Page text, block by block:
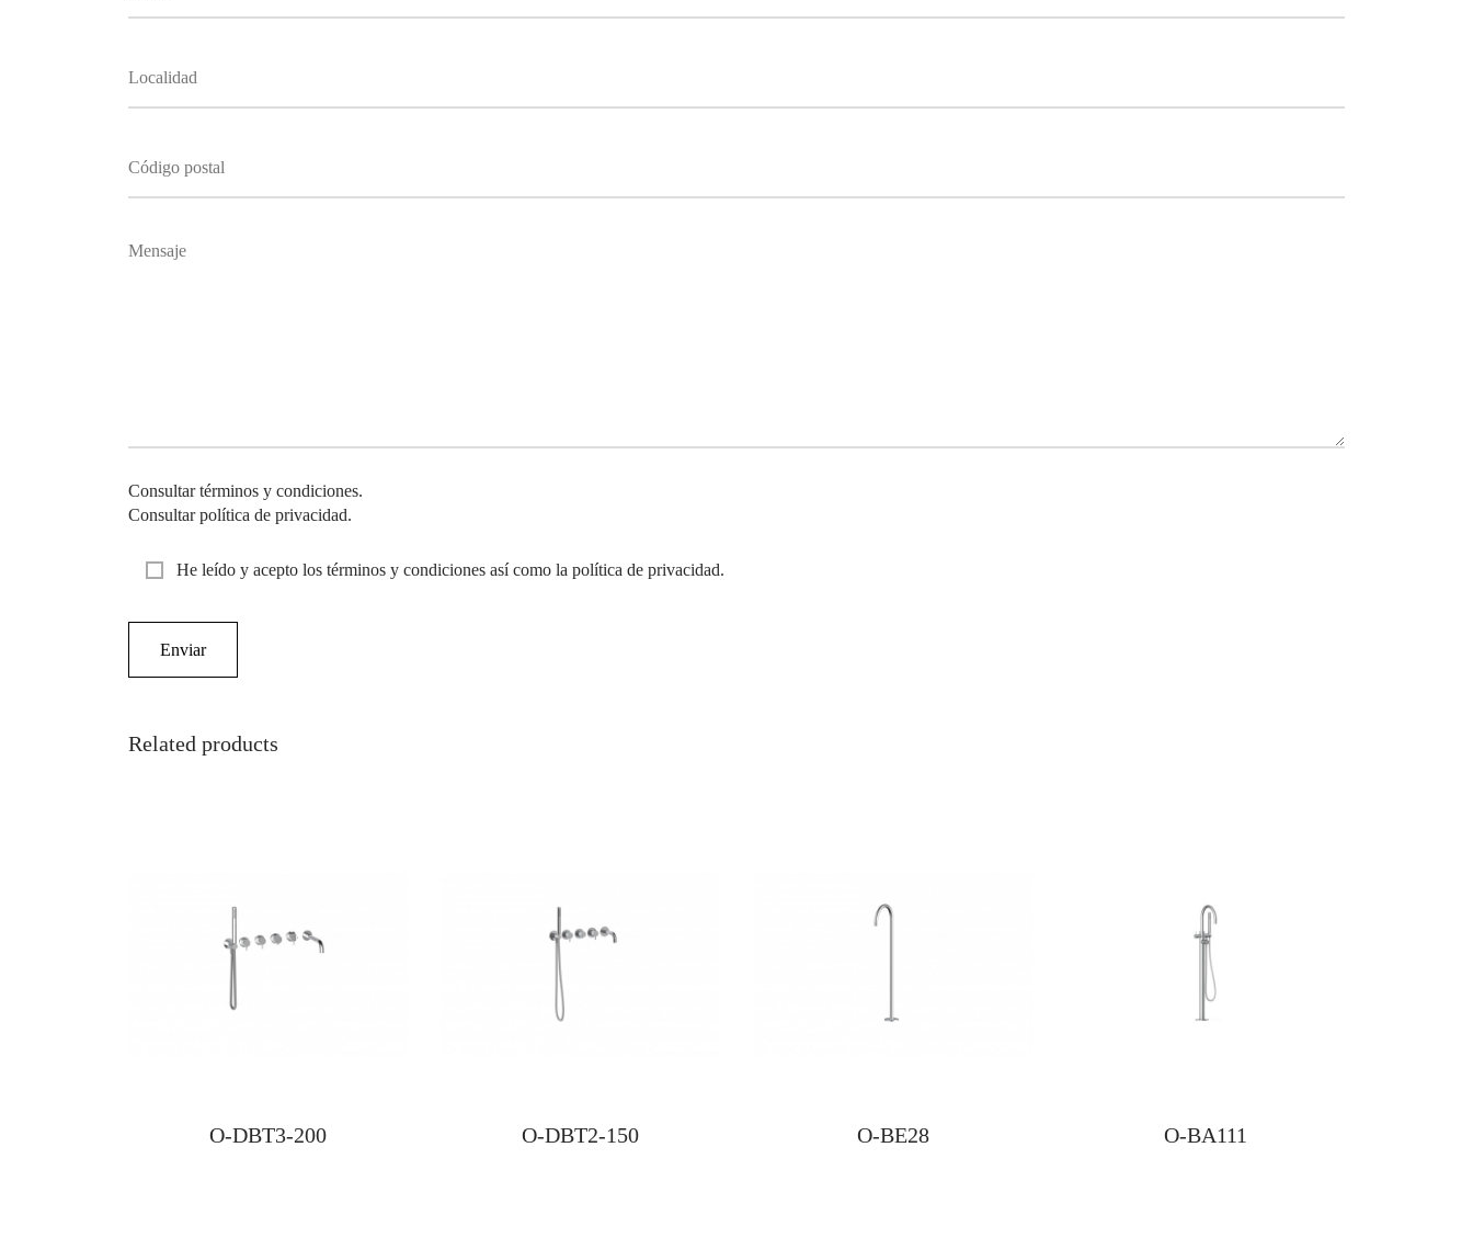
Consultar términos y condiciones.
Consultar política de privacidad.
He leído y acepto los términos y condiciones así como la política de privacidad.
Related products
O-DBT3-200 O-DBT2-150 O-BE28 O-BA111